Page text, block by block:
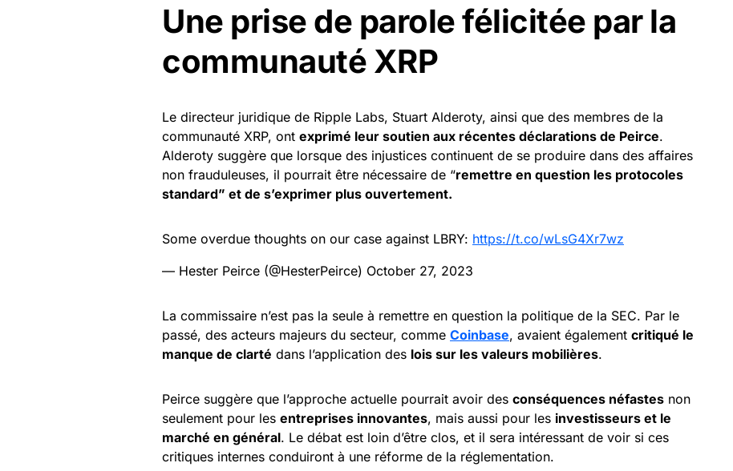
Une prise de parole félicitée par la
communauté XRP
Le directeur juridique de Ripple Labs, Stuart Alderoty, ainsi que des membres de la
communauté XRP, ont exprimé leur soutien aux récentes déclarations de Peirce.
Alderoty suggère que lorsque des injustices continuent de se produire dans des affaires
non frauduleuses, il pourrait être nécessaire de “remettre en question les protocoles
standard” et de s’exprimer plus ouvertement.
Some overdue thoughts on our case against LBRY: https://t.co/wLsG4Xr7wz
— Hester Peirce (@HesterPeirce) October 27, 2023
La commissaire n’est pas la seule à remettre en question la politique de la SEC. Par le
passé, des acteurs majeurs du secteur, comme Coinbase, avaient également critiqué le
manque de clarté dans l’application des lois sur les valeurs mobilières.
Peirce suggère que l’approche actuelle pourrait avoir des conséquences néfastes non
seulement pour les entreprises innovantes, mais aussi pour les investisseurs et le
marché en général. Le débat est loin d’être clos, et il sera intéressant de voir si ces
critiques internes conduiront à une réforme de la réglementation.